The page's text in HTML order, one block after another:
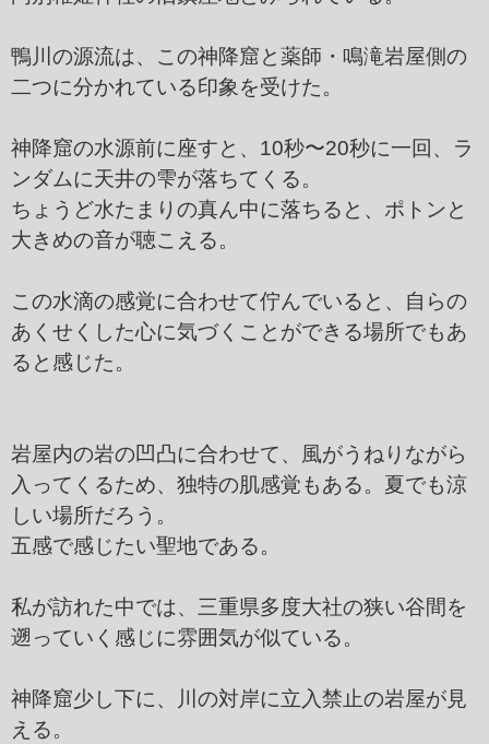
鴨川の源流は、この神降窟と薬師・鳴滝岩屋側の
二つに分かれている印象を受けた。
神降窟の水源前に座すと、10秒〜20秒に一回、ラ
ンダムに天井の雫が落ちてくる。
ちょうど水たまりの真ん中に落ちると、ポトンと
大きめの音が聴こえる。
この水滴の感覚に合わせて佇んでいると、自らの
あくせくした心に気づくことができる場所でもあ
ると感じた。
岩屋内の岩の凹凸に合わせて、風がうねりながら
入ってくるため、独特の肌感覚もある。夏でも涼
しい場所だろう。
五感で感じたい聖地である。
私が訪れた中では、三重県多度大社の狭い谷間を
遡っていく感じに雰囲気が似ている。
神降窟少し下に、川の対岸に立入禁止の岩屋が見
える。